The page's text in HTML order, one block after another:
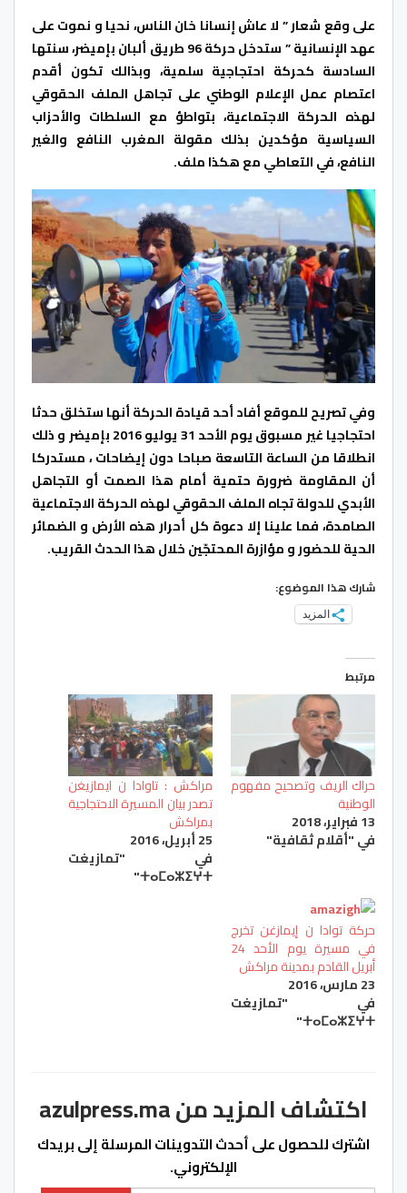
على وقع شعار ” لا عاش إنسانا خان الناس، نحيا و نموت على
عهد الإنسانية ” ستدخل حركة 96 طريق ألبان بإميضر، سنتها
السادسة كحركة احتجاجية سلمية، وبذالك تكون أقدم
اعتصام عمل الإعلام الوطني على تجاهل الملف الحقوقي
لهذه الحركة الاجتماعية، بتواطؤ مع السلطات والأحزاب
السياسية مؤكدين بذلك مقولة المغرب النافع والغير
النافع، في التعاطي مع هكذا ملف.
وفي تصريح للموقع أفاد أحد قيادة الحركة أنها ستخلق حدثا
احتجاجيا غير مسبوق يوم الأحد 31 يوليو 2016 بإميضر و ذلك
انطلاقا من الساعة التاسعة صباحا دون إيضاحات ، مستدركا
أن المقاومة ضرورة حتمية أمام هذا الصمت أو التجاهل
الأبدي للدولة تجاه الملف الحقوقي لهذه الحركة الاجتماعية
الصامدة، فما علينا إلا دعوة كل أحرار هذه الأرض و الضمائر
الحية للحضور و مؤازرة المحتجّين خلال هذا الحدث القريب.
شارك هذا الموضوع:
المزيد
مرتبط
حراك الريف وتصحيح مفهوم
الوطنية
13 فبراير، 2018
في "أقلام ثقافية"
مراكش : تاوادا ن ايمازيغن
تصدر بيان المسيرة الاحتجاجية
بمراكش
25 أبريل، 2016
في "تمازيغت
ⵜⴰⵎⴰⵣⵉⵖⵜ"
حركة توادا ن إيمازغن تخرج
في مسيرة يوم الأحد 24
أبريل القادم بمدينة مراكش
23 مارس، 2016
في "تمازيغت
ⵜⴰⵎⴰⵣⵉⵖⵜ"
اكتشاف المزيد من azulpress.ma
اشترك للحصول على أحدث التدوينات المرسلة إلى بريدك
الإلكتروني.
كتابة بريدك الإلكتروني...